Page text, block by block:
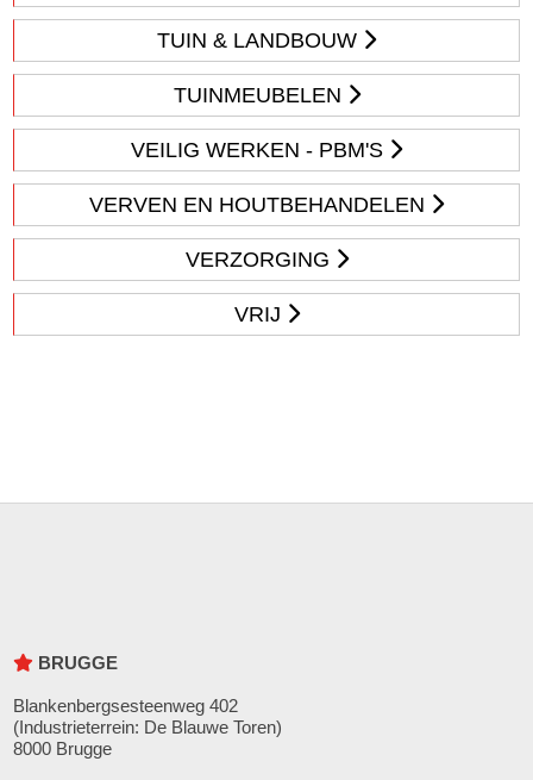
TUIN & LANDBOUW
TUINMEUBELEN
VEILIG WERKEN - PBM'S
VERVEN EN HOUTBEHANDELEN
VERZORGING
VRIJ
BRUGGE
Blankenbergsesteenweg 402
(Industrieterrein: De Blauwe Toren)
8000 Brugge